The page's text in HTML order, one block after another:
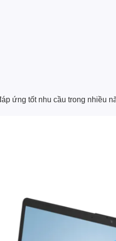
ứng tốt nhu cầu trong nhiều